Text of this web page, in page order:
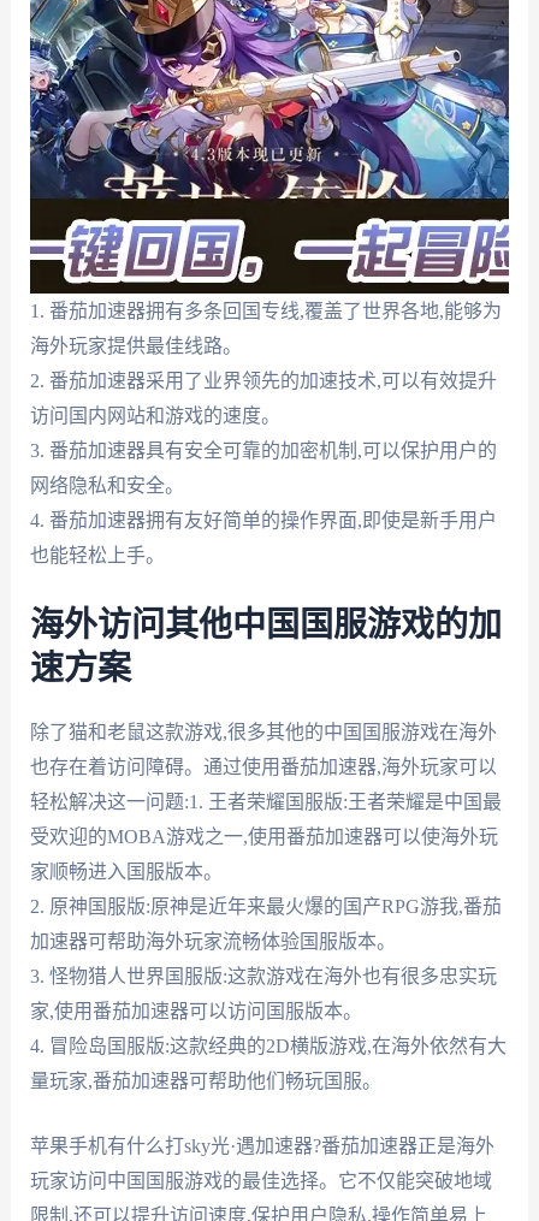
1. 番茄加速器拥有多条回国专线,覆盖了世界各地,能够为
海外玩家提供最佳线路。
2. 番茄加速器采用了业界领先的加速技术,可以有效提升
访问国内网站和游戏的速度。
3. 番茄加速器具有安全可靠的加密机制,可以保护用户的
网络隐私和安全。
4. 番茄加速器拥有友好简单的操作界面,即使是新手用户
也能轻松上手。
海外访问其他中国国服游戏的加
速方案
除了猫和老鼠这款游戏,很多其他的中国国服游戏在海外
也存在着访问障碍。通过使用番茄加速器,海外玩家可以
轻松解决这一问题:1. 王者荣耀国服版:王者荣耀是中国最
受欢迎的MOBA游戏之一,使用番茄加速器可以使海外玩
家顺畅进入国服版本。
2. 原神国服版:原神是近年来最火爆的国产RPG游我,番茄
加速器可帮助海外玩家流畅体验国服版本。
3. 怪物猎人世界国服版:这款游戏在海外也有很多忠实玩
家,使用番茄加速器可以访问国服版本。
4. 冒险岛国服版:这款经典的2D横版游戏,在海外依然有大
量玩家,番茄加速器可帮助他们畅玩国服。
苹果手机有什么打sky光·遇加速器?番茄加速器正是海外
玩家访问中国国服游戏的最佳选择。它不仅能突破地域
限制,还可以提升访问速度,保护用户隐私,操作简单易上